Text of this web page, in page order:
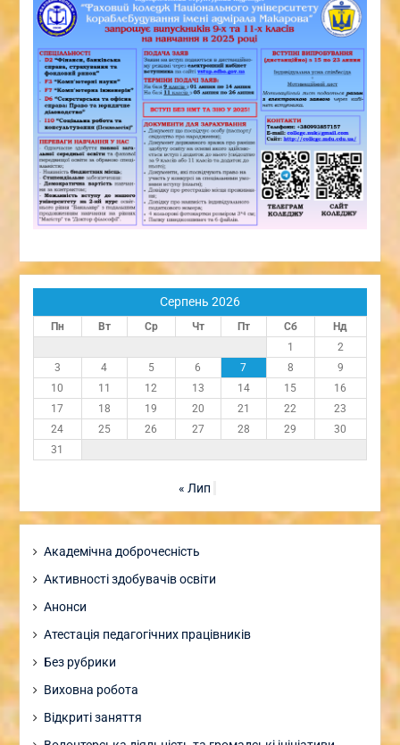
Серпень 2026
Пн Вт Ср Чт Пт Сб
Нд
1
2
3
4 5 6 7 8
9
10
11 12 13 14 15
16
17
18 19 20 21 22
23
24
25 26 27 28 29
30
31
« Лип
Академічна доброчесність
Активності здобувачів освіти
Анонси
Атестація педагогічних працівників
Без рубрики
Виховна робота
Відкриті заняття